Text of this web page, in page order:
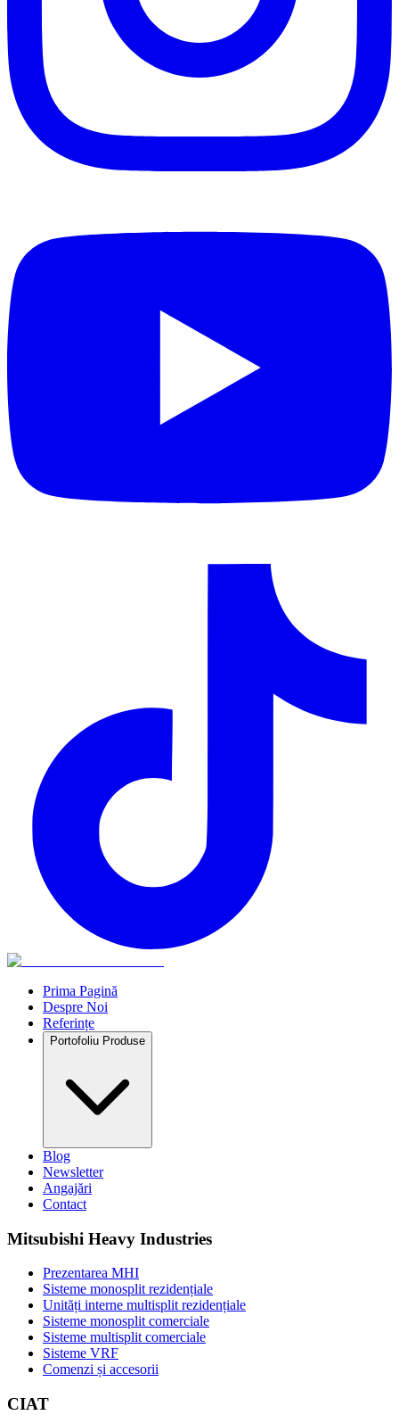
Prima Pagină
Despre Noi
Referințe
Portofoliu Produse
Blog
Newsletter
Angajări
Contact
Mitsubishi Heavy Industries
Prezentarea MHI
Sisteme monosplit rezidențiale
Unități interne multisplit rezidențiale
Sisteme monosplit comerciale
Sisteme multisplit comerciale
Sisteme VRF
Comenzi și accesorii
CIAT